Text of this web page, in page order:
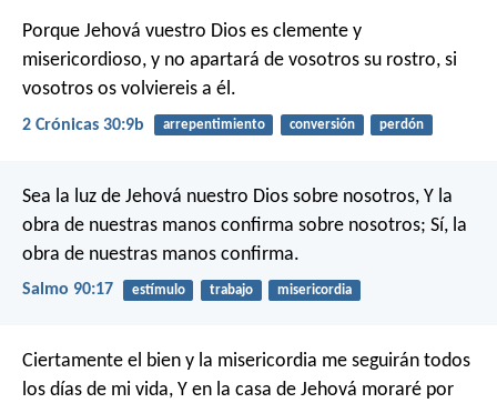
Porque Jehová vuestro Dios es clemente y
misericordioso, y no apartará de vosotros su rostro, si
vosotros os volviereis a él.
2 Crónicas 30:9b arrepentimiento conversión perdón
Sea la luz de Jehová nuestro Dios sobre nosotros, Y la
obra de nuestras manos confirma sobre nosotros; Sí, la
obra de nuestras manos confirma.
Salmo 90:17 estímulo trabajo misericordia
Ciertamente el bien y la misericordia me seguirán todos
los días de mi vida, Y en la casa de Jehová moraré por